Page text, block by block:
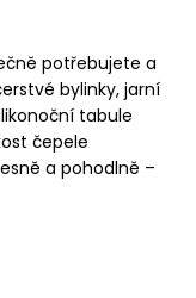
potřebujete a
bylinky, jarní
tabule
čepele
a pohodlně –